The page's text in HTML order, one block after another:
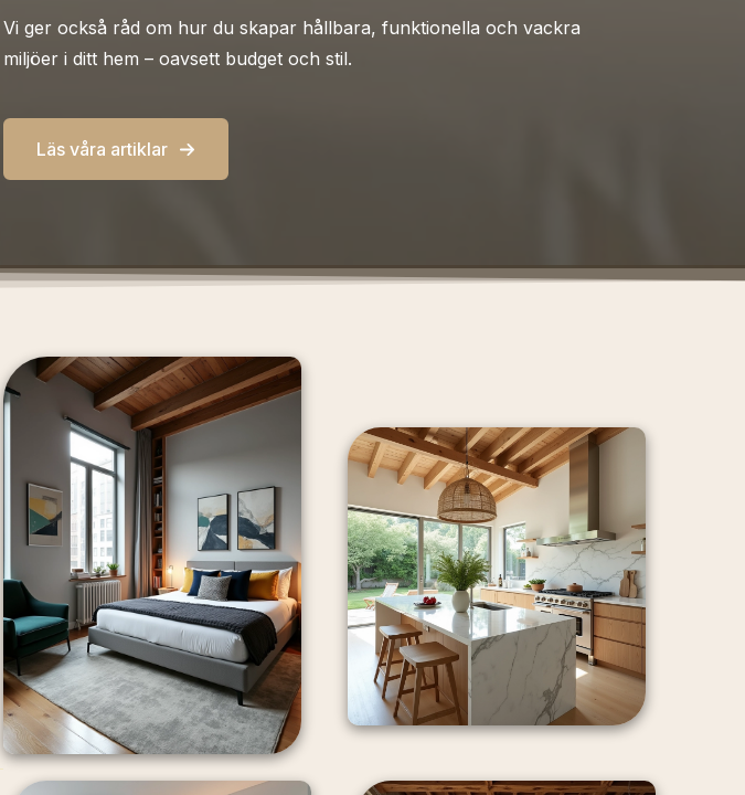
Vi ger också råd om hur du skapar hållbara, funktionella och vackra
miljöer i ditt hem – oavsett budget och stil.
Läs våra artiklar